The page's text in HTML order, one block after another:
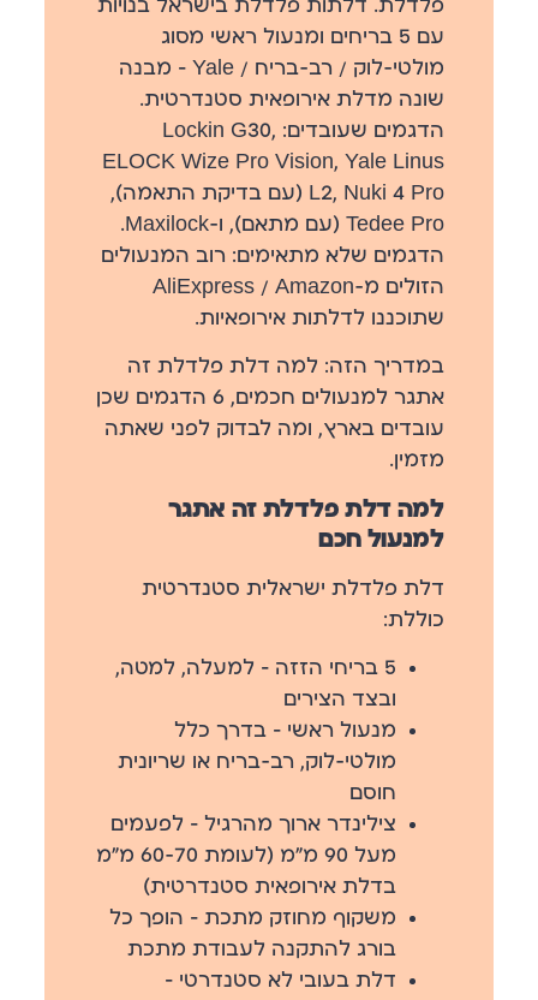
פלדלת. דלתות פלדלת בישראל בנויות
עם 5 בריחים ומנעול ראשי מסוג
מולטי-לוק / רב-בריח / Yale — מבנה
שונה מדלת אירופאית סטנדרטית.
הדגמים שעובדים: Lockin G30,
ELOCK Wize Pro Vision, Yale Linus
L2, Nuki 4 Pro (עם בדיקת התאמה),
Tedee Pro (עם מתאם), ו-Maxilock.
הדגמים שלא מתאימים: רוב המנעולים
הזולים מ-AliExpress / Amazon
שתוכננו לדלתות אירופאיות.
במדריך הזה: למה דלת פלדלת זה
אתגר למנעולים חכמים, 6 הדגמים שכן
עובדים בארץ, ומה לבדוק לפני שאתה
מזמין.
למה דלת פלדלת זה אתגר
למנעול חכם
דלת פלדלת ישראלית סטנדרטית
כוללת:
5 בריחי הזזה
— למעלה, למטה,
ובצד הצירים
מנעול ראשי — בדרך כלל
מולטי-לוק, רב-בריח או שריונית
חוסם
צילינדר ארוך מהרגיל — לפעמים
מעל 90 מ״מ (לעומת 60-70 מ״מ
בדלת אירופאית סטנדרטית)
משקוף מחוזק מתכת — הופך כל
בורג להתקנה לעבודת מתכת
דלת בעובי לא סטנדרטי —